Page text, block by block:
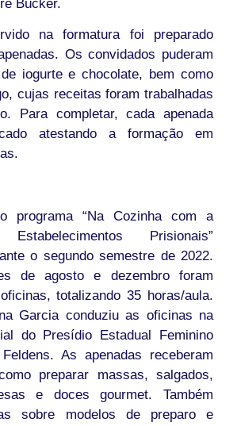
Bücker.
na formatura foi preparado
Os convidados puderam
iogurte e chocolate, bem como
cujas receitas foram trabalhadas
Para completar, cada apenada
atestando a formação em
programa “Na Cozinha com a
Prisionais”
o segundo semestre de 2022.
de agosto e dezembro foram
totalizando 35 horas/aula.
Garcia conduziu as oficinas na
do Presídio Estadual Feminino
As apenadas receberam
preparar massas, salgados,
e doces gourmet. Também
sobre modelos de preparo e